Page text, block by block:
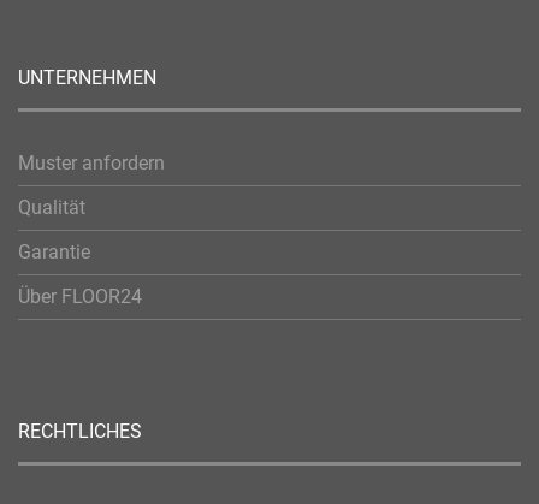
UNTERNEHMEN
Muster anfordern
Qualität
Garantie
Über FLOOR24
RECHTLICHES